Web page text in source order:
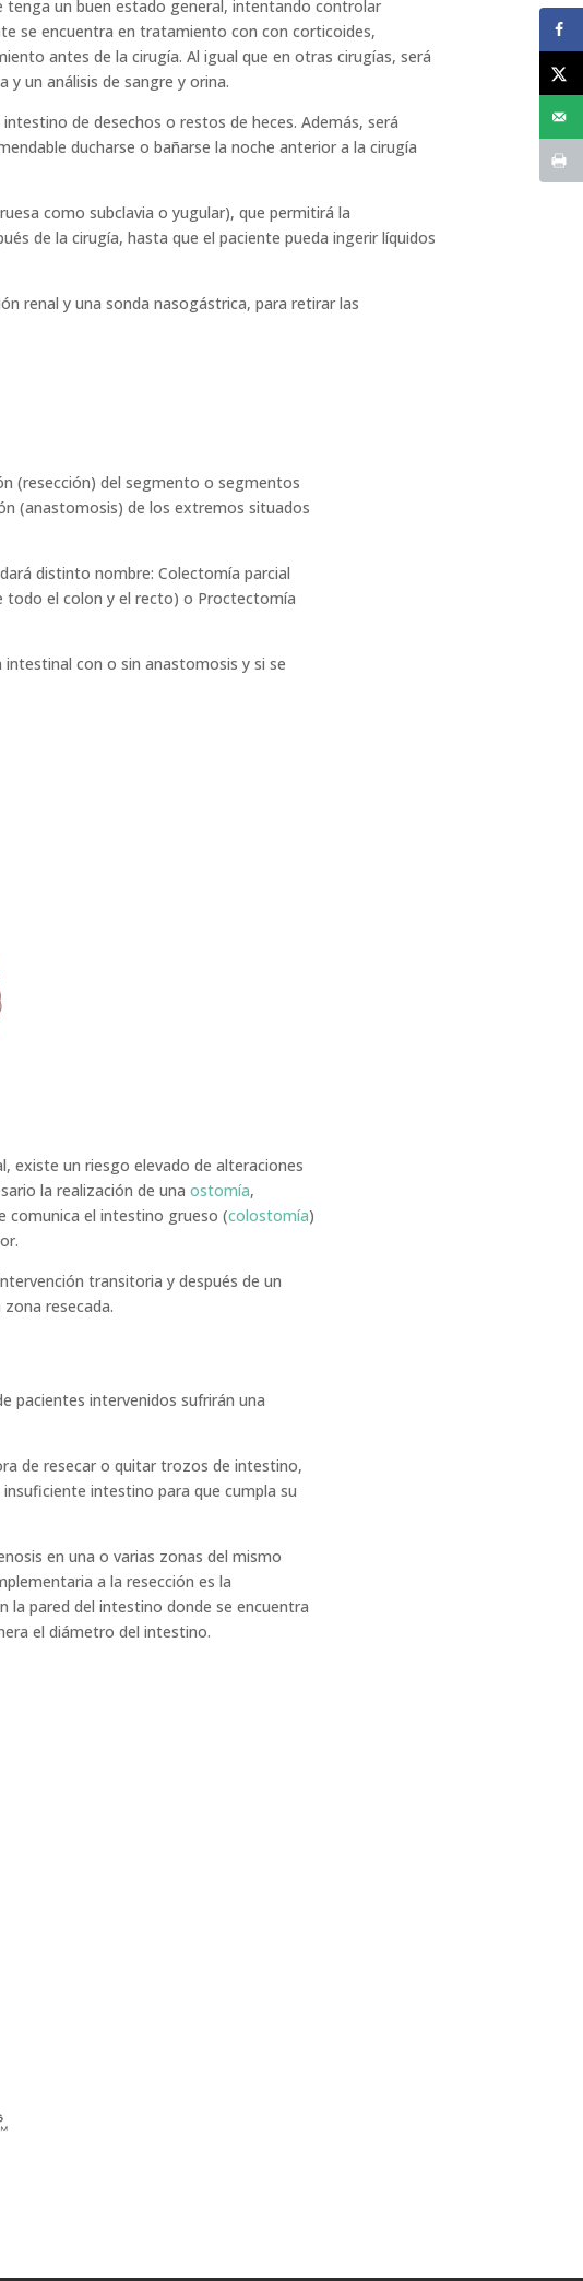
tenga un buen estado general, intentando controlar
se encuentra en tratamiento con con corticoides,
antes de la cirugía. Al igual que en otras cirugías, será
un análisis de sangre y orina.
de desechos o restos de heces. Además, será
ducharse o bañarse la noche anterior a la cirugía
como subclavia o yugular), que permitirá la
de la cirugía, hasta que el paciente pueda ingerir líquidos
renal y una sonda nasogástrica, para retirar las
(resección) del segmento o segmentos
(anastomosis) de los extremos situados
distinto nombre: Colectomía parcial
el colon y el recto) o Proctectomía
intestinal con o sin anastomosis y si se
existe un riesgo elevado de alteraciones
la realización de una ostomía,
comunica el intestino grueso (colostomía)
transitoria y después de un
resecada.
pacientes intervenidos sufrirán una
de resecar o quitar trozos de intestino,
intestino para que cumpla su
en una o varias zonas del mismo
a la resección es la
la pared del intestino donde se encuentra
el diámetro del intestino.